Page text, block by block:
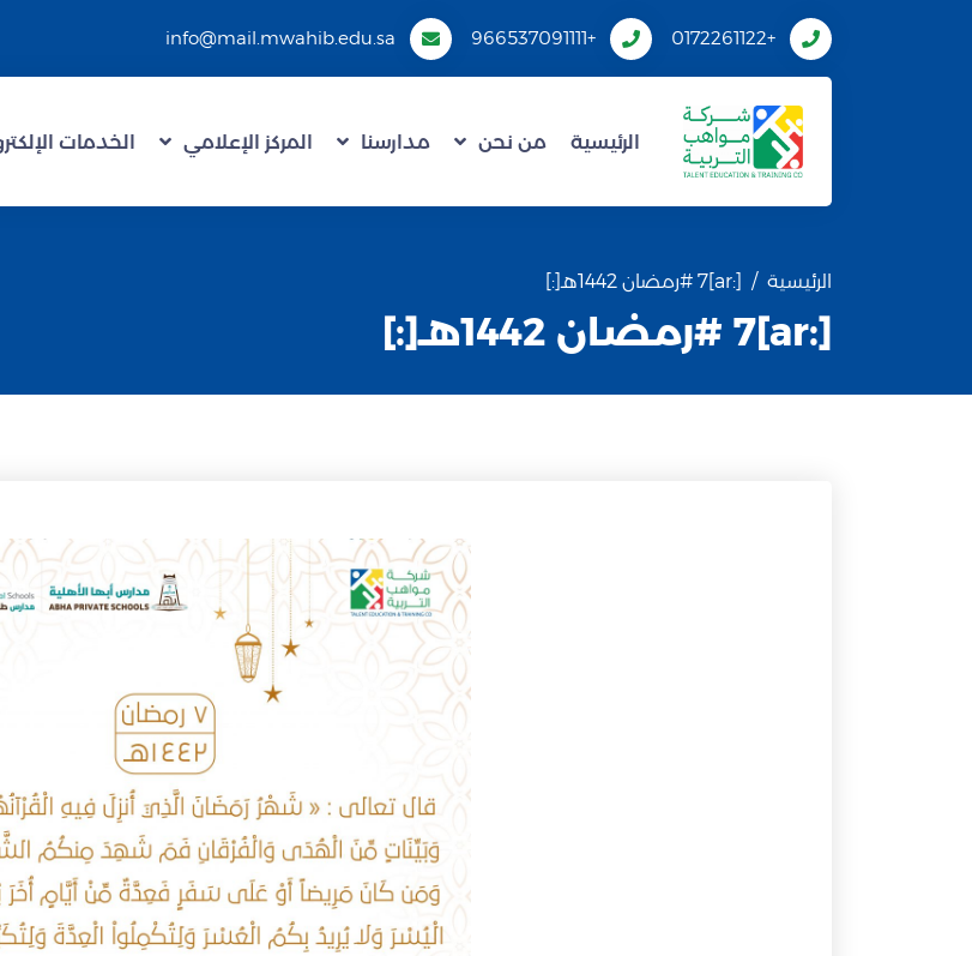
+0172261122
+966537091111
info@mail.mwahib.edu.sa
الرئيسية من نحن مدارسنا المركز الإعلامي الخدمات
الرئيسية [:ar]7 #رمضان 1442هـ[:]
[:ar]7 #رمضان 1442هـ[:]